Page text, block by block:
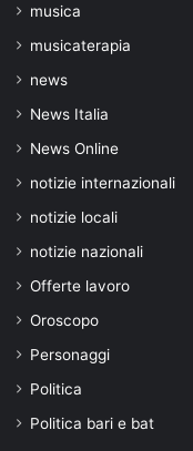
musica
musicaterapia
news
News Italia
News Online
notizie internazionali
notizie locali
notizie nazionali
Offerte lavoro
Oroscopo
Personaggi
Politica
Politica bari e bat